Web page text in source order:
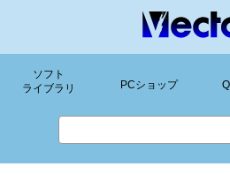
ソフト
ライブラリ
PCショップ